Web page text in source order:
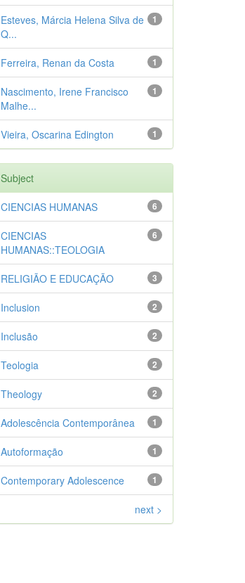
1
Esteves, Márcia Helena Silva de
Q...
1
Ferreira, Renan da Costa
1
Nascimento, Irene Francisco
Malhe...
1
Vieira, Oscarina Edington
Subject
6
CIENCIAS HUMANAS
6
CIENCIAS
HUMANAS::TEOLOGIA
3
RELIGIÃO E EDUCAÇÃO
2
Inclusion
2
Inclusão
2
Teologia
2
Theology
1
Adolescência Contemporânea
1
Autoformação
1
Contemporary Adolescence
next >